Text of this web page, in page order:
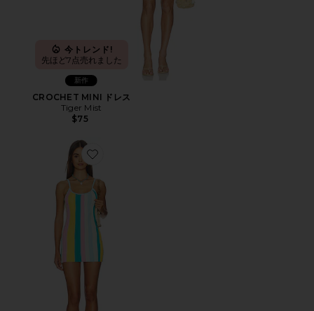
今トレンド!
先ほど7点売れました
新作
CROCHET MINI ドレス
Tiger Mist
$75
Favorite SEASIDE DREAMER ミニボディコンドレス